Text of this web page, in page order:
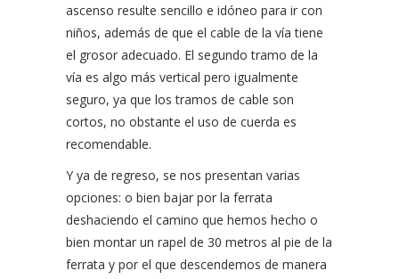
ascenso resulte sencillo e idóneo para ir con
niños, además de que el cable de la vía tiene
el grosor adecuado. El segundo tramo de la
vía es algo más vertical pero igualmente
seguro, ya que los tramos de cable son
cortos, no obstante el uso de cuerda es
recomendable.
Y ya de regreso, se nos presentan varias
opciones: o bien bajar por la ferrata
deshaciendo el camino que hemos hecho o
bien montar un rapel de 30 metros al pie de la
ferrata y por el que descendemos de manera